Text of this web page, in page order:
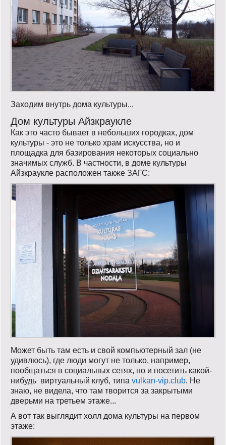
Заходим внутрь дома культуры...
Дом культуры Айзкраукле
Как это часто бывает в небольших городках, дом
культуры - это не только храм искусства, но и
площадка для базирования некоторых социально
значимых служб. В частности, в доме культуры
Айзкраукле расположен также ЗАГС:
Может быть там есть и свой компьютерный зал (не
удивлюсь), где люди могут не только, например,
пообщаться в социальных сетях, но и посетить какой-
нибудь виртуальный клуб, типа vulkan-vip.club. Не
знаю, не видела, что там творится за закрытыми
дверьми на третьем этаже...
А вот так выглядит холл дома культуры на первом
этаже: